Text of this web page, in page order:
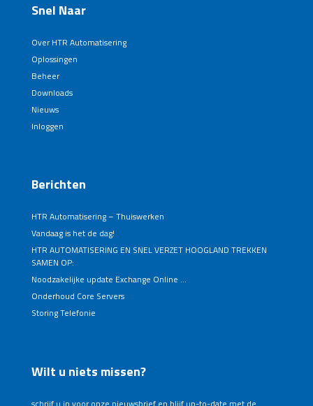
Snel Naar
Over HTR Automatisering
Oplossingen
Beheer
Downloads
Nieuws
Inloggen
Berichten
HTR Automatisering – Thuiswerken
Vandaag is het de dag!
HTR AUTOMATISERING EN SNEL VERZET HOOGLAND TREKKEN
SAMEN OP:
Noodzakelijke update Exchange Online …
Onderhoud Core Servers
Storing Telefonie
Wilt u niets missen?
schrijf u in voor onze nieuwsbrief en blijf up-to-date met de